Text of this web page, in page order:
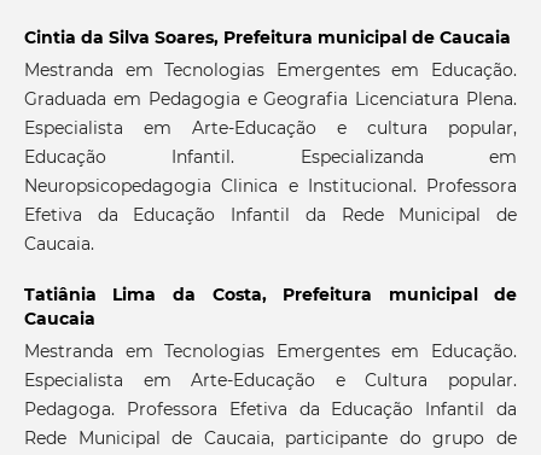
Cintia da Silva Soares, Prefeitura municipal de Caucaia
Mestranda em Tecnologias Emergentes em Educação.
Graduada em Pedagogia e Geografia Licenciatura Plena.
Especialista em Arte-Educação e cultura popular,
Educação Infantil. Especializanda em
Neuropsicopedagogia Clinica e Institucional. Professora
Efetiva da Educação Infantil da Rede Municipal de
Caucaia.
Tatiânia Lima da Costa, Prefeitura municipal de
Caucaia
Mestranda em Tecnologias Emergentes em Educação.
Especialista em Arte-Educação e Cultura popular.
Pedagoga. Professora Efetiva da Educação Infantil da
Rede Municipal de Caucaia, participante do grupo de